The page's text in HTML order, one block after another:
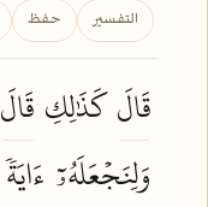
التفسير حفظ
قَالَكَذَٰلِكِ قَالَ
وَلِنَجۡعَلَهُۥٓ ءَايَةٗ